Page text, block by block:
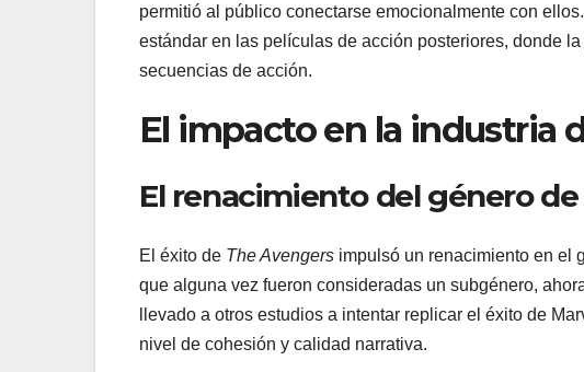
permitió al público conectarse emocionalmente con
estándar en las películas de acción posteriores, donde
secuencias de acción.
El impacto en la industria
El renacimiento del género
El éxito de The Avengers impulsó un renacimiento en el
que alguna vez fueron consideradas un subgénero,
llevado a otros estudios a intentar replicar el éxito de
nivel de cohesión y calidad narrativa.